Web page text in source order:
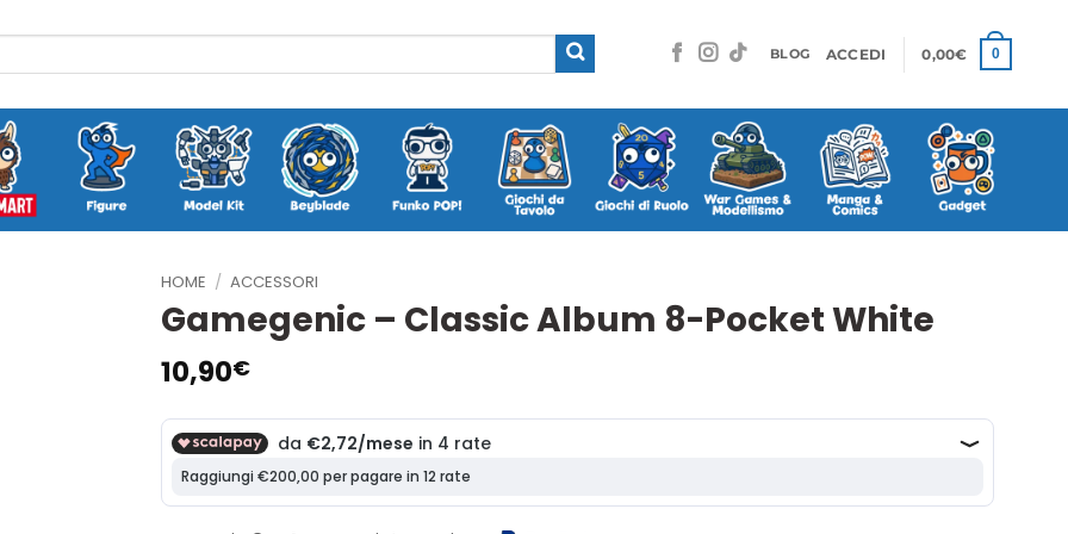
BLOG ACCEDI 0,00€ 0
HOME / ACCESSORI
Gamegenic – Classic Album 8-Pocket White
10,90€